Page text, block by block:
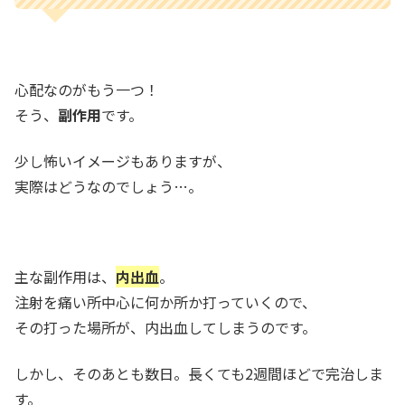
心配なのがもう一つ！
そう、 副作用です。
少し怖いイメージもありますが、
実際はどうなのでしょう…。
主な副作用は、 内出血。
注射を痛い所中心に何か所か打っていくので、
その打った場所が、内出血してしまうのです。
しかし、そのあとも数日。長くても2週間ほどで完治しま
す。